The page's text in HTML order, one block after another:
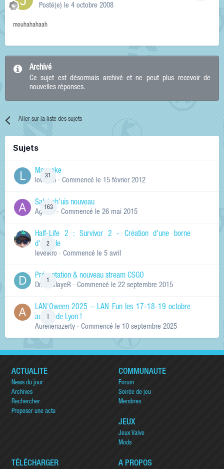
Posté(e) le 4 octobre 2008
mouhahahaah
Archivé
Ce sujet est désormais archivé et ne peut plus recevoir de
nouvelles réponses.
Aller sur la liste des sujets
Sujets
31
Manneke
lowskill · Commencé le 15 février 2012
163
Salut ch'uis nouveau
Ag0Nie · Commencé le 26 mai 2015
2
Half-Life 2 : Survivor 2 - Création d'une borne
d'arcade
levelkro · Commencé le 5 avril
Présentation & nouveau stream CSGO
Dr.KinSlayeR · Commencé le 22 septembre 2015
LAN'Oween 2025 – LAN Fun les 17-18-19 octobre
au sud de Lyon !
Aurelienazerty · Commencé le 10 septembre 2025
ACTUALITÉ
News du jour
Archives
Rechercher
Proposer une actu
COMMUNAUTÉ
Forum
Soirée de jeu
Membres
JEUX
Jeux Valve
Mods
TÉLÉCHARGER A PROPOS